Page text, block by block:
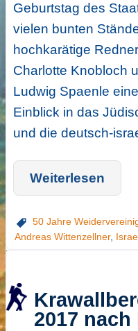
Geburtstag des
vielen bunten
hochkarätige
Charlotte Knobloch
Ludwig Spaenle
Einblick in das
und die deutsch-
Weiterlesen
50 Jahre
Andreas Wittenzellner,
2017